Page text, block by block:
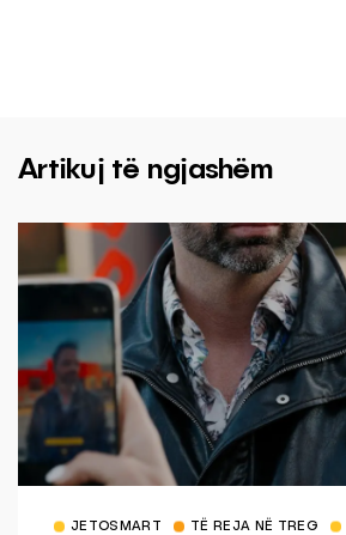
Artikuj të ngjashëm
JETOSMART TË REJA NË TREG